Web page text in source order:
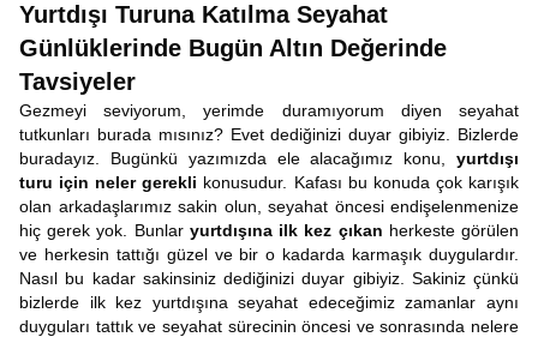
Yurtdışı Turuna Katılma Seyahat
Günlüklerinde Bugün Altın Değerinde
Tavsiyeler
Gezmeyi seviyorum, yerimde duramıyorum diyen seyahat
tutkunları burada mısınız? Evet dediğinizi duyar gibiyiz. Bizlerde
buradayız. Bugünkü yazımızda ele alacağımız konu, yurtdışı
turu için neler gerekli konusudur. Kafası bu konuda çok karışık
olan arkadaşlarımız sakin olun, seyahat öncesi endişelenmenize
hiç gerek yok. Bunlar yurtdışına ilk kez çıkan herkeste görülen
ve herkesin tattığı güzel ve bir o kadarda karmaşık duygulardır.
Nasıl bu kadar sakinsiniz dediğinizi duyar gibiyiz. Sakiniz çünkü
bizlerde ilk kez yurtdışına seyahat edeceğimiz zamanlar aynı
duyguları tattık ve seyahat sürecinin öncesi ve sonrasında nelere